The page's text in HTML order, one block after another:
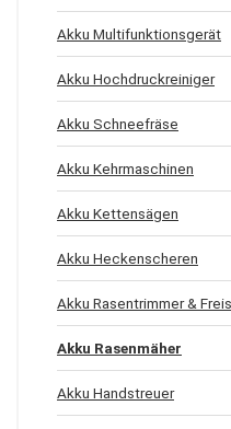
Akku Multifunktionsgerät
Akku Hochdruckreiniger
Akku Schneefräse
Akku Kehrmaschinen
Akku Kettensägen
Akku Heckenscheren
Akku Rasentrimmer &
Akku Rasenmäher
Akku Handstreuer